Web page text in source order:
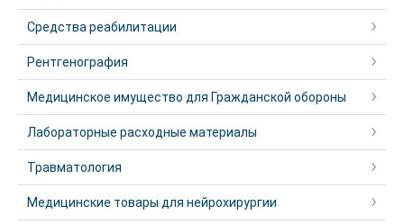
Средства реабилитации
Рентгенография
Медицинское имущество для Гражданской обороны
Лабораторные расходные материалы
Травматология
Медицинские товары для нейрохирургии